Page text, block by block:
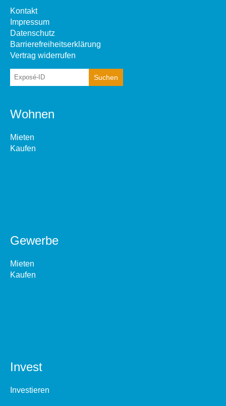
Kontakt
Impressum
Datenschutz
Barrierefreiheitserklärung
Vertrag widerrufen
Wohnen
Mieten
Kaufen
Gewerbe
Mieten
Kaufen
Invest
Investieren